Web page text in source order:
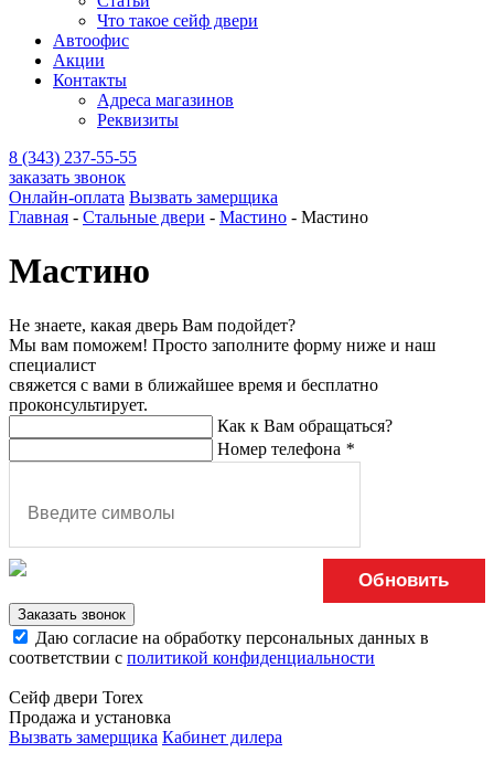
Что такое сейф двери
Автоофис
Акции
Контакты
Адреса магазинов
Реквизиты
8 (343) 237-55-55
заказать звонок
Онлайн-оплата Вызвать замерщика
Главная - Стальные двери - Мастино - Мастино
Мастино
Не знаете, какая дверь Вам подойдет?
Мы вам поможем! Просто заполните форму ниже и наш
специалист
свяжется с вами в ближайшее время и бесплатно
проконсультирует.
Как к Вам обращаться?
Номер телефона *
Обновить
Заказать звонок
Даю согласие на обработку персональных данных в
соответствии с политикой конфиденциальности
Сейф двери Torex
Продажа и установка
Вызвать замерщика Кабинет дилера